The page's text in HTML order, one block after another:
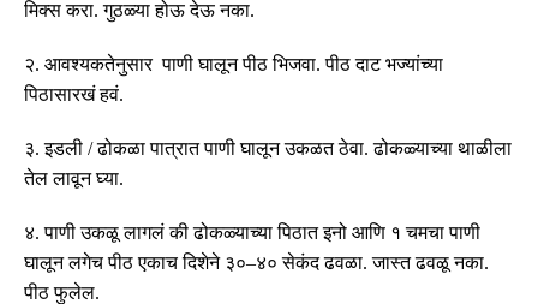
मिक्स करा.गुठळ्या होऊ देऊ नका.
२. आवश्यकतेनुसार पाणी घालून पीठ भिजवा.पीठ दाट भज्यांच्या
पिठासारखं हवं.
३.इडली /ढोकळा पात्रात पाणी घालून उकळत ठेवा.ढोकळ्याच्या थाळीला
तेल लावून घ्या.
४.पाणी उकळू लागलं की ढोकळ्याच्या पिठात इनो आणि १ चमचा पाणी
घालून लगेच पीठ एकाच दिशेने ३०–४० सेकंद ढवळा.जास्त ढवळू नका.
पीठ फुलेल.